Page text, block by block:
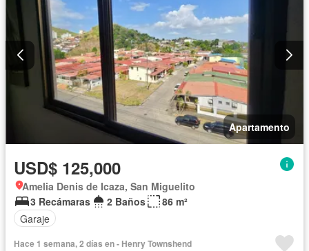
Apartamento
USD$ 125,000
Amelia Denis de Icaza, San Miguelito
3 Recámaras
2 Baños
86 m²
Garaje
Hace 1 semana, 2 días en - Henry Townshend